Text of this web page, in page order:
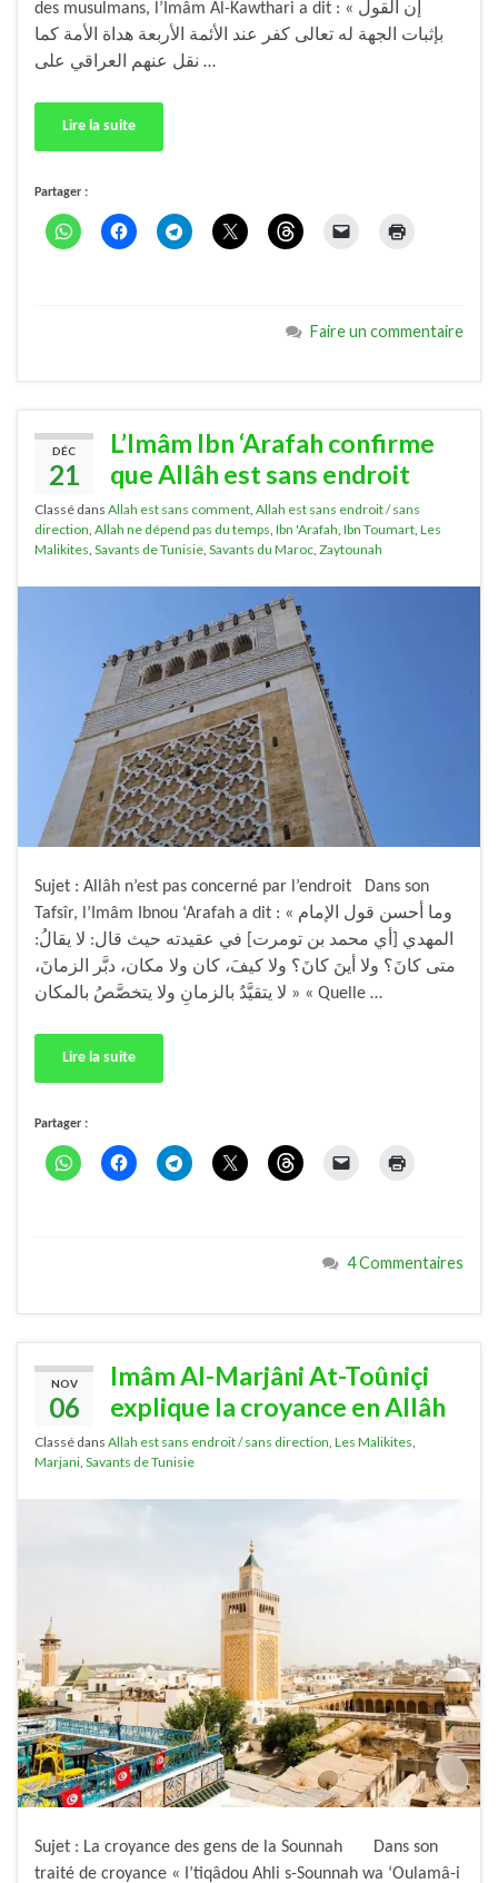
des musulmans, l’Imâm Al-Kawthari a dit : « إن القول
بإثبات الجهة له تعالى كفر عند الأئمة الأربعة هداة الأمة كما
نقل عنهم العراقي على …
Lire la suite
Partager :
Faire un commentaire
DÉC
21
L’Imâm Ibn ‘Arafah confirme
que Allâh est sans endroit
Classé dans Allah est sans comment, Allah est sans endroit / sans
direction, Allah ne dépend pas du temps, Ibn 'Arafah, Ibn Toumart, Les
Malikites, Savants de Tunisie, Savants du Maroc, Zaytounah
Sujet : Allâh n’est pas concerné par l’endroit Dans son
Tafsîr, l’Imâm Ibnou ‘Arafah a dit : « وما أحسن قول الإمام
المهدي [أي محمد بن تومرت] في عقيدته حيث قال: لا يقالُ:
متى كانَ؟ ولا أينَ كانَ؟ ولا كيفَ، كان ولا مكان، دبَّر الزمانَ،
لا يتقيَّدُ بالزمانِ ولا يتخصَّصُ بالمكان » « Quelle …
Lire la suite
Partager :
4 Commentaires
NOV
06
Imâm Al-Marjâni At-Toûniçi
explique la croyance en Allâh
Classé dans Allah est sans endroit / sans direction Les Malikites
Marjani Savants de Tunisie
Sujet : La croyance des gens de la Sounnah Dans son
traité de croyance « I’tiqâdou Ahli s-Sounnah wa ‘Oulamâ-i